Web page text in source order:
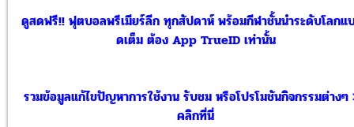
ดูสดฟรี!! ฟุตบอลพรีเมียร์ลีก ทุกสัปดาห์ พร้อมกีฬาชั้นนำระดับโลกแ
ดเต็ม ต้อง App TrueID เท่านั้น
รวมข้อมูลแก้ไขปัญหาการใช้งาน รับชม หรือโปรโมชันกิจกรรมต่างๆ
คลิกที่นี่